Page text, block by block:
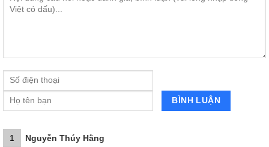
1 Nguyễn Thúy Hằng